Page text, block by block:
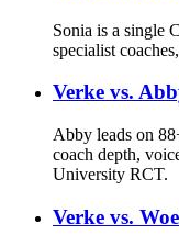
Sonia is a single
specialist
Verke vs.
Abby leads on
coach depth,
University RCT.
Verke vs.